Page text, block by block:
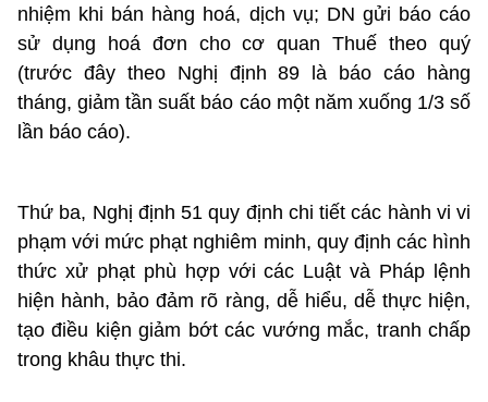
nhiệm khi bán hàng hoá, dịch vụ; DN gửi báo cáo
sử dụng hoá đơn cho cơ quan Thuế theo quý
(trước đây theo Nghị định 89 là báo cáo hàng
tháng, giảm tần suất báo cáo một năm xuống 1/3 số
lần báo cáo).
Thứ ba, Nghị định 51 quy định chi tiết các hành vi vi
phạm với mức phạt nghiêm minh, quy định các hình
thức xử phạt phù hợp với các Luật và Pháp lệnh
hiện hành, bảo đảm rõ ràng, dễ hiểu, dễ thực hiện,
tạo điều kiện giảm bớt các vướng mắc, tranh chấp
trong khâu thực thi.